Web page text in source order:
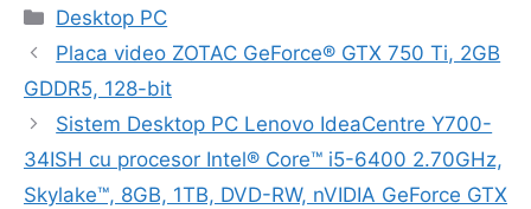
Categorii
Desktop PC
Navigare
în
Placa video ZOTAC GeForce® GTX 750 Ti, 2GB
GDDR5, 128-bit
Sistem Desktop PC Lenovo IdeaCentre Y700-
34ISH cu procesor Intel® Core™ i5-6400 2.70GHz,
Skylake™, 8GB, 1TB, DVD-RW, nVIDIA GeForce GTX